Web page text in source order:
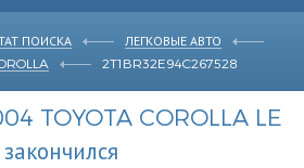
ПОИСКА
ЛЕГКОВЫЕ АВТО
2T1BR32E94C267528
TOYOTA COROLLA LE
закончился